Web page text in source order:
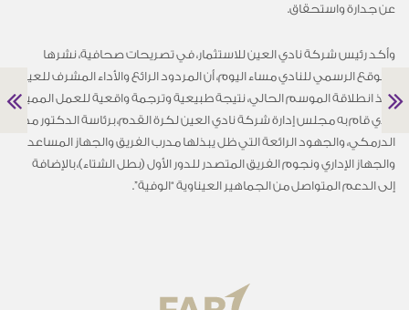
عن جدارة واستحقاق.
وأكد رئيس شركة نادي العين للاستثمار، في تصريحات صحافية، نشرها
الموقع الرسمي للنادي مساء اليوم، أن المردود الرائع والأداء المشرف للعين
منذ انطلاقة الموسم الحالي، نتيجة طبيعية وترجمة واقعية للعمل المميز
الذي قام به مجلس إدارة شركة نادي العين لكرة القدم، برئاسة الدكتور مطر
الدرمكي، والجهود الرائعة التي ظل يبذلها مدرب الفريق والجهاز المساعد
والجهاز الإداري ونجوم الفريق المتصدر للدور الأول (بطل الشتاء)، بالإضافة
إلى الدعم المتواصل من الجماهير العيناوية “الوفية”.